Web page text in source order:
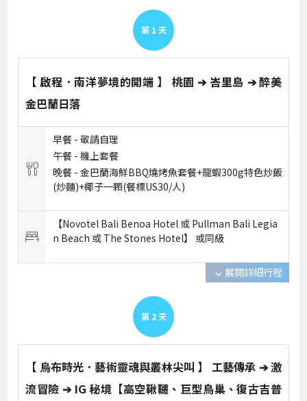
第 1 天
【 啟程．南洋夢境的開端 】 桃園 ➔ 峇里島 ➔ 醉美
金巴蘭日落
早餐 -敬請自理
午餐 -機上套餐
晚餐 -金巴蘭海鮮BBQ燒烤魚套餐+龍蝦300g特色炒飯
(炒麵)+椰子一顆(餐標US30/人)
【Novotel Bali Benoa Hotel 或 Pullman Bali Legia
n Beach 或 The Stones Hotel】 或同級
expand_more 展開詳細行程
第 2 天
【 烏布時光．藝術靈魂與叢林尖叫 】 工藝傳承 ➔ 激
流冒險 ➔ IG 秘境【高空鞦韆、巨型鳥巢、復古吉普